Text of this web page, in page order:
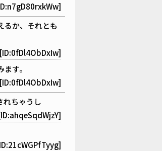
るか、それとも
[ID:0fDl4ObDxIw]
す。
[ID:0fDl4ObDxIw]
れちゃうし